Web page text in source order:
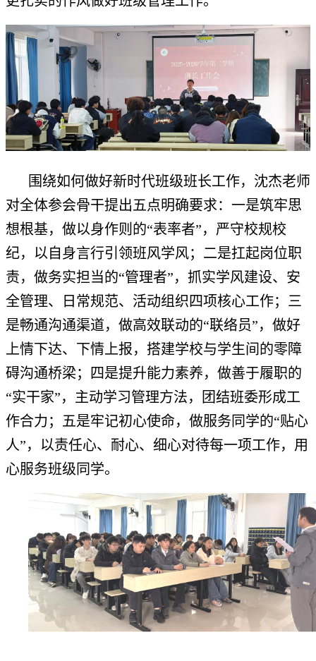
围绕如何做好新时代班级班长工作，沈杰老师
对全体参会骨干提出五点明确要求：一是筑牢思
想根基，做以身作则的“表率者”，严守校规校
纪，以自身言行引领班风学风；二是扛起岗位职
责，做务实担当的“管理者”，抓实学风建设、安
全管理、日常规范、活动组织四项核心工作；三
是畅通沟通渠道，做高效联动的“联络员”，做好
上情下达、下情上报，搭建学校与学生间的零障
碍沟通桥梁；四是提升能力素养，做善于履职的
“实干家”，主动学习管理方法，团结班委形成工
作合力；五是牢记初心使命，做服务同学的“贴心
人”，以责任心、耐心、细心对待每一项工作，用
心服务班级同学。